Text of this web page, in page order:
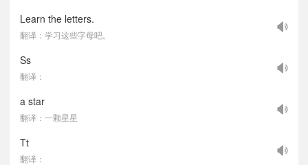
Learn the letters.
翻译：学习这些字母吧。
Ss
翻译：
a star
翻译：一颗星星
Tt
翻译：